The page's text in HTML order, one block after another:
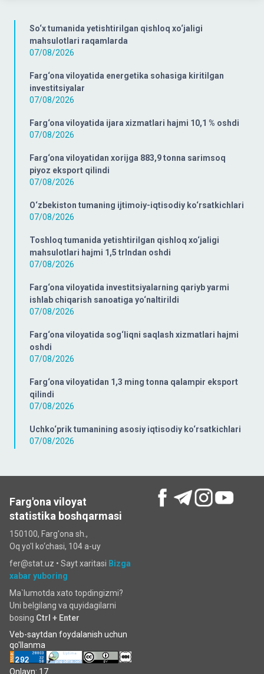
So‘x tumanida yetishtirilgan qishloq xo‘jaligi
mahsulotlari raqamlarda
07/08/2026
Farg‘ona viloyatida energetika sohasiga kiritilgan
investitsiyalar
07/08/2026
Farg‘ona viloyatida ijara xizmatlari hajmi 10,1 % oshdi
07/08/2026
Farg‘ona viloyatidan xorijga 883,9 tonna sarimsoq
piyoz eksport qilindi
07/08/2026
O‘zbekiston tumaning ijtimoiy-iqtisodiy ko‘rsatkichlari
07/08/2026
Toshloq tumanida yetishtirilgan qishloq xo‘jaligi
mahsulotlari hajmi 1,5 trlndan oshdi
07/08/2026
Farg‘ona viloyatida investitsiyalarning qariyb yarmi
ishlab chiqarish sanoatiga yo‘naltirildi
07/08/2026
Farg‘ona viloyatida sog‘liqni saqlash xizmatlari hajmi
oshdi
07/08/2026
Farg‘ona viloyatidan 1,3 ming tonna qalampir eksport
qilindi
07/08/2026
Uchko‘prik tumanining asosiy iqtisodiy ko‘rsatkichlari
07/08/2026
Farg'ona viloyat
statistika boshqarmasi
150100, Farg'ona sh.,
Oq yo'l ko‘chаsi, 104 a-uy
fer@stat.uz • Sayt xaritasi Bizga
xabar yuboring
Ma`lumotda xato topdingizmi?
Uni belgilang va quyidagilarni
bosing Ctrl + Enter
Veb-saytdan foydalanish uchun
qo'llanma
Onlayn: 17